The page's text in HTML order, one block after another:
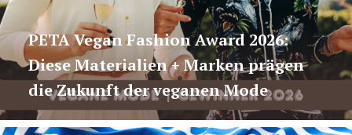
PETA Vegan Fashion Award 2026:
Diese Materialien + Marken prägen
die Zukunft der veganen Mode